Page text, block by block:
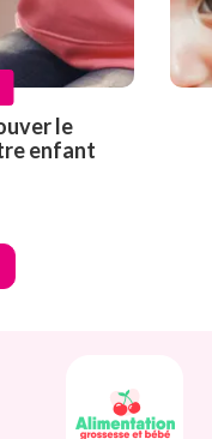
le
enfant